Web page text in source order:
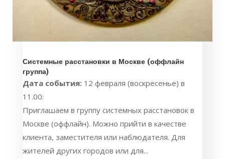
Системные расстановки в Москве (оффлайн
группа)
Дата события: 12 февраля (воскресенье) в
11.00:
Приглашаем в группу системных расстановок в
Москве (оффлайн). Можно прийти в качестве
клиента, заместителя или наблюдателя. Для
жителей других городов или для...